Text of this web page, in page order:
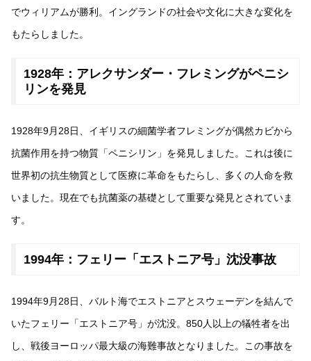
でウィリアムが勝利。イングランドの社会や文化に大きな変化を
もたらしました。
1928年：アレクサンダー・フレミングがペニシ
リンを発見
1928年9月28日、イギリスの細菌学者フレミングが偶然カビから
抗菌作用を持つ物質「ペニシリン」を発見しました。これは後に
世界初の抗生物質として医療に革命をもたらし、多くの人命を救
いました。現在でも抗菌薬の基礎として重要な発見とされていま
す。
1994年：フェリー「エストニア号」沈没事故
1994年9月28日、バルト海でエストニアとスウェーデンを結んで
いたフェリー「エストニア号」が沈没。850人以上の犠牲者を出
し、戦後ヨーロッパ最大級の海難事故となりました。この事故を